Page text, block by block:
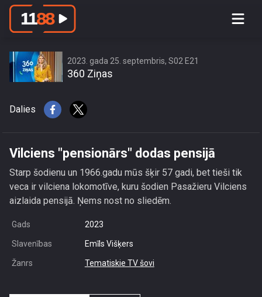
2023. gada 25. septembris, S02 E21
360 Ziņas
Dalies
Vilciens "pensionārs" dodas pensijā
Starp šodienu un 1966.gadu mūs šķir 57 gadi, bet tieši tik
veca ir vilciena lokomotīve, kuru šodien Pasažieru Vilciens
aizlaida pensijā. Ņems nost no sliedēm.
Gads 2023
Slavenības Emīls Višķers
Žanrs Tematiskie TV šovi